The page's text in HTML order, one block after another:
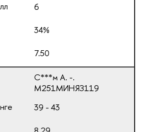
6
34%
7.50
С***м А. -.
М251МИНЯЗ119
39 - 43